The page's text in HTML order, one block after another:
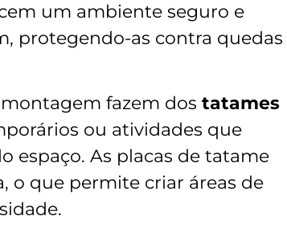
um ambiente seguro e
protegendo-as contra quedas
fazem dos tatames
ou atividades que
espaço. As placas de tatame
o que permite criar áreas de